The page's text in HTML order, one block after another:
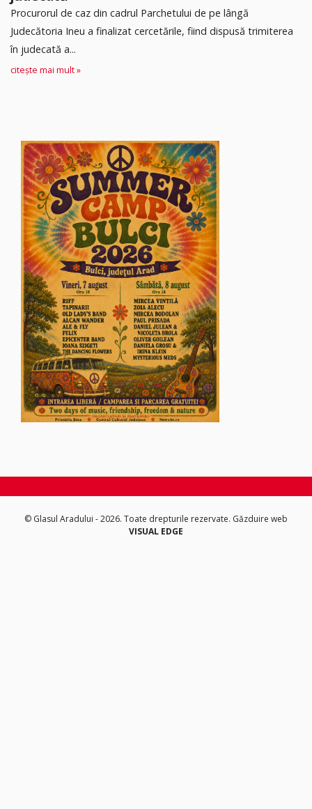
Procurorul de caz din cadrul Parchetului de pe lângă
Judecătoria Ineu a finalizat cercetările, fiind dispusă trimiterea
în judecată a...
citește mai mult »
© Glasul Aradului - 2026. Toate drepturile rezervate. Găzduire web
VISUAL EDGE